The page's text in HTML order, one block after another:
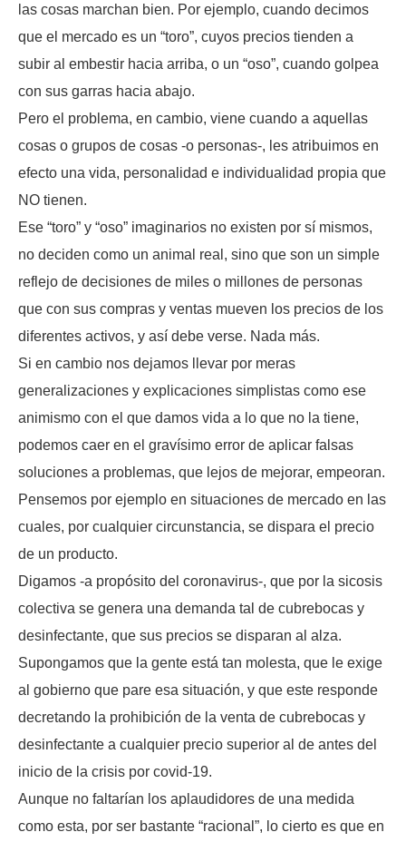
las cosas marchan bien. Por ejemplo, cuando decimos
que el mercado es un “toro”, cuyos precios tienden a
subir al embestir hacia arriba, o un “oso”, cuando golpea
con sus garras hacia abajo.
Pero el problema, en cambio, viene cuando a aquellas
cosas o grupos de cosas -o personas-, les atribuimos en
efecto una vida, personalidad e individualidad propia que
NO tienen.
Ese “toro” y “oso” imaginarios no existen por sí mismos,
no deciden como un animal real, sino que son un simple
reflejo de decisiones de miles o millones de personas
que con sus compras y ventas mueven los precios de los
diferentes activos, y así debe verse. Nada más.
Si en cambio nos dejamos llevar por meras
generalizaciones y explicaciones simplistas como ese
animismo con el que damos vida a lo que no la tiene,
podemos caer en el gravísimo error de aplicar falsas
soluciones a problemas, que lejos de mejorar, empeoran.
Pensemos por ejemplo en situaciones de mercado en las
cuales, por cualquier circunstancia, se dispara el precio
de un producto.
Digamos -a propósito del coronavirus-, que por la sicosis
colectiva se genera una demanda tal de cubrebocas y
desinfectante, que sus precios se disparan al alza.
Supongamos que la gente está tan molesta, que le exige
al gobierno que pare esa situación, y que este responde
decretando la prohibición de la venta de cubrebocas y
desinfectante a cualquier precio superior al de antes del
inicio de la crisis por covid-19.
Aunque no faltarían los aplaudidores de una medida
como esta, por ser bastante “racional”, lo cierto es que en